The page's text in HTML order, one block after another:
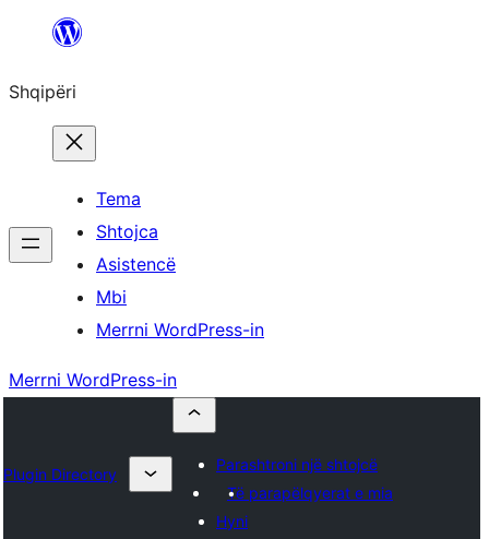
Hidhu
lënda
Shqipëri
Tema
Shtojca
Asistencë
Mbi
Merrni WordPress-in
Merrni WordPress-in
Plugin Directory
Parashtroni një shtojcë
Të parapëlqyerat e mia
Hyni